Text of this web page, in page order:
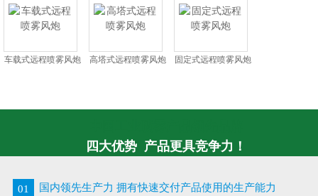
车载式远程喷雾风炮 高塔式远程喷雾风炮 固定式远程喷雾风炮
四大优势 产品更具竞争力！
01 国内领先生产力 拥有快速交付产品使用的生产能力